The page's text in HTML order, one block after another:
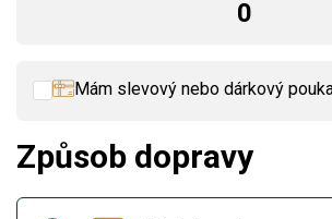
0
Mám slevový nebo dárkový
Způsob dopravy